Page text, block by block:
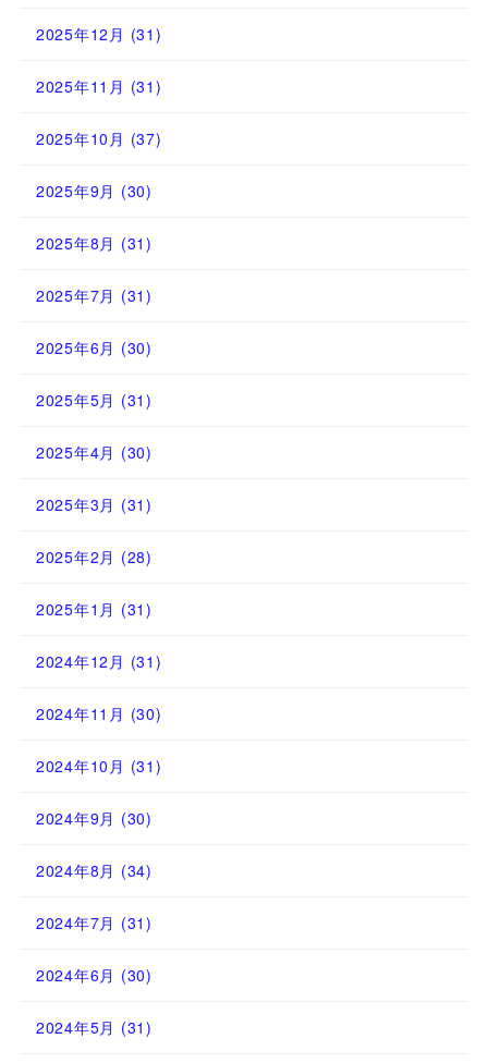
2025年12月 (31)
2025年11月 (31)
2025年10月 (37)
2025年9月 (30)
2025年8月 (31)
2025年7月 (31)
2025年6月 (30)
2025年5月 (31)
2025年4月 (30)
2025年3月 (31)
2025年2月 (28)
2025年1月 (31)
2024年12月 (31)
2024年11月 (30)
2024年10月 (31)
2024年9月 (30)
2024年8月 (34)
2024年7月 (31)
2024年6月 (30)
2024年5月 (31)